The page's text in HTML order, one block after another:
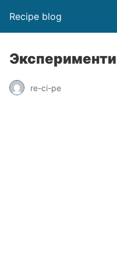
Recipe blog
re-ci-pe